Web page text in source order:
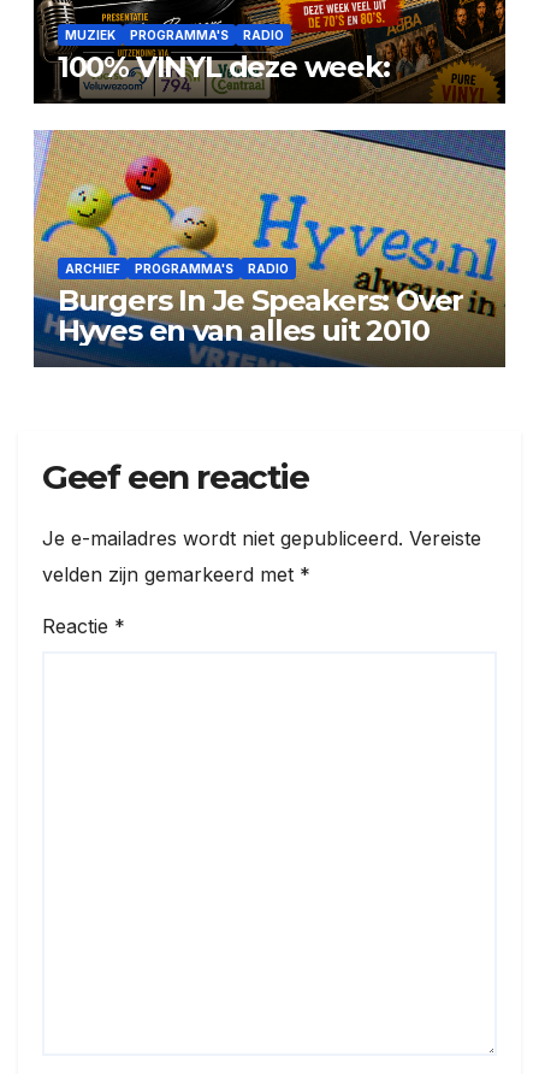
MUZIEK PROGRAMMA'S RADIO
100% VINYL deze week:
ARCHIEF PROGRAMMA'S RADIO
Burgers In Je Speakers: Over
Hyves en van alles uit 2010
Geef een reactie
Je e-mailadres wordt niet gepubliceerd. Vereiste
velden zijn gemarkeerd met *
Reactie *